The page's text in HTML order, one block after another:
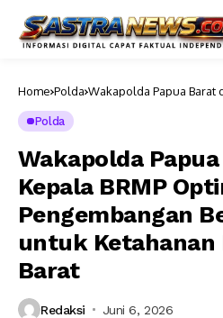
Home Polda Wakapolda Papua Barat
Polda
Wakapolda
Kepala BRMP
Pengembangan
untuk Ketahanan
Barat
Redaksi Juni 6, 2026